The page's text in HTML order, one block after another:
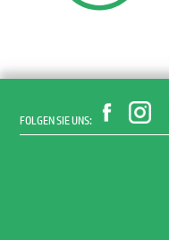
FOLGEN SIE UNS: